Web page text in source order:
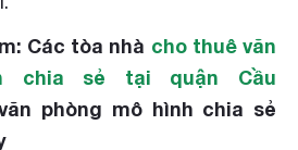
Các tòa nhà cho thuê văn
chia sẻ tại quận Cầu
phòng mô hình chia sẻ